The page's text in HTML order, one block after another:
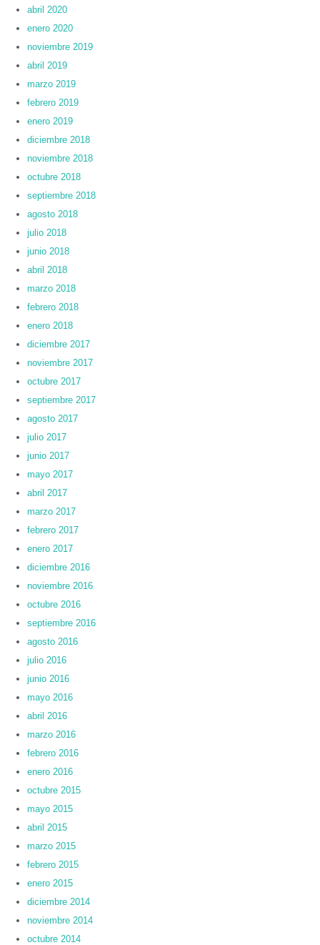
abril 2020
enero 2020
noviembre 2019
abril 2019
marzo 2019
febrero 2019
enero 2019
diciembre 2018
noviembre 2018
octubre 2018
septiembre 2018
agosto 2018
julio 2018
junio 2018
abril 2018
marzo 2018
febrero 2018
enero 2018
diciembre 2017
noviembre 2017
octubre 2017
septiembre 2017
agosto 2017
julio 2017
junio 2017
mayo 2017
abril 2017
marzo 2017
febrero 2017
enero 2017
diciembre 2016
noviembre 2016
octubre 2016
septiembre 2016
agosto 2016
julio 2016
junio 2016
mayo 2016
abril 2016
marzo 2016
febrero 2016
enero 2016
octubre 2015
mayo 2015
abril 2015
marzo 2015
febrero 2015
enero 2015
diciembre 2014
noviembre 2014
octubre 2014